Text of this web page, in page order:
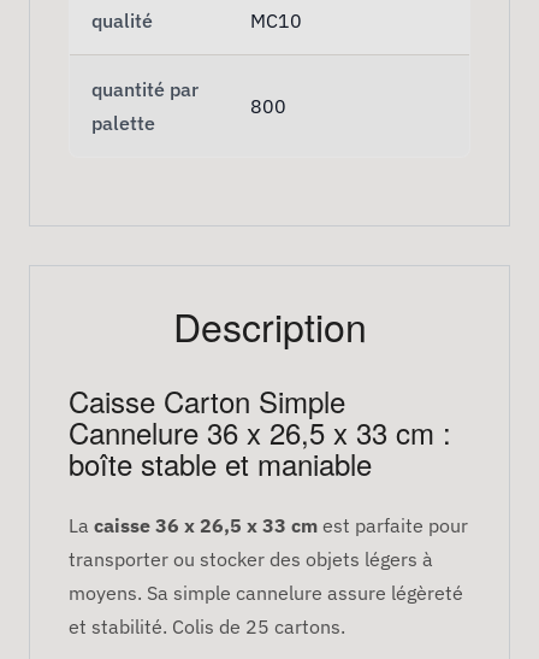
qualité MC10
quantité par
palette
800
Description
Caisse Carton Simple
Cannelure 36 x 26,5 x 33 cm :
boîte stable et maniable
La caisse 36 x 26,5 x 33 cm est parfaite pour
transporter ou stocker des objets légers à
moyens. Sa simple cannelure assure légèreté
et stabilité. Colis de 25 cartons.